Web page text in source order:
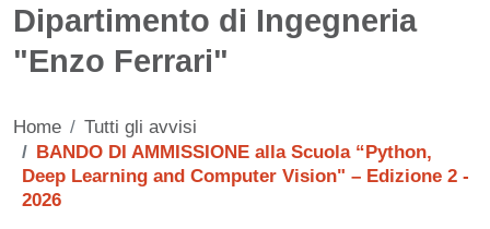
Dipartimento di Ingegneria
"Enzo Ferrari"
Home
Tutti gli avvisi
BANDO DI AMMISSIONE alla Scuola “Python,
Deep Learning and Computer Vision" – Edizione 2 -
2026